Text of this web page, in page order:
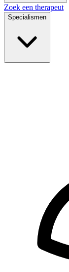
Zoek een therapeut
Specialismen